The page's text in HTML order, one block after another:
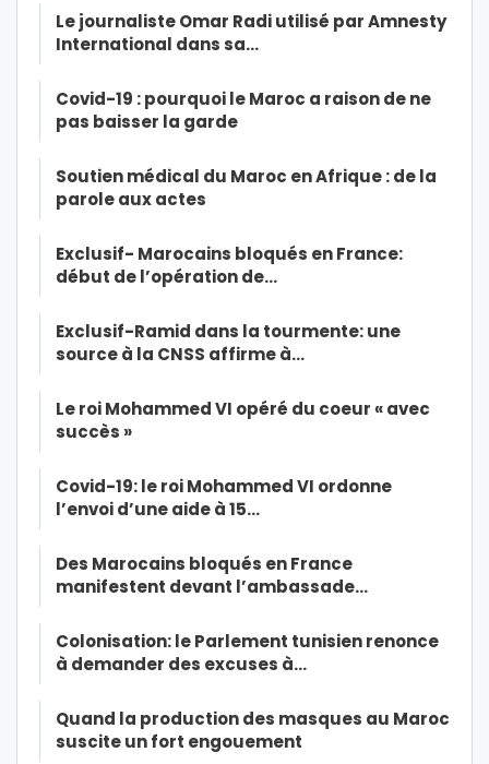
Le journaliste Omar Radi utilisé par Amnesty
International dans sa…
Covid-19 : pourquoi le Maroc a raison de ne
pas baisser la garde
Soutien médical du Maroc en Afrique : de la
parole aux actes
Exclusif- Marocains bloqués en France:
début de l’opération de…
Exclusif-Ramid dans la tourmente: une
source à la CNSS affirme à…
Le roi Mohammed VI opéré du coeur « avec
succès »
Covid-19: le roi Mohammed VI ordonne
l’envoi d’une aide à 15…
Des Marocains bloqués en France
manifestent devant l’ambassade…
Colonisation: le Parlement tunisien renonce
à demander des excuses à…
Quand la production des masques au Maroc
suscite un fort engouement